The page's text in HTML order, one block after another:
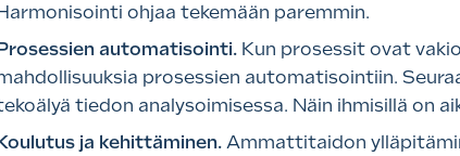
ohjaa tekemään paremmin.
automatisointi. Kun prosessit ovat
prosessien automatisointiin.
tiedon analysoimisessa. Näin ihmisillä on
ja kehittäminen. Ammattitaidon